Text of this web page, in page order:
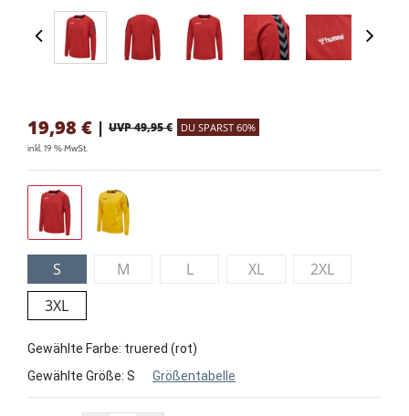
19,98 € | UVP 49,95 € DU SPARST 60%
inkl. 19 % MwSt.
S M L XL
2XL
3XL
Gewählte Farbe: truered (rot)
Gewählte Größe: S Größentabelle